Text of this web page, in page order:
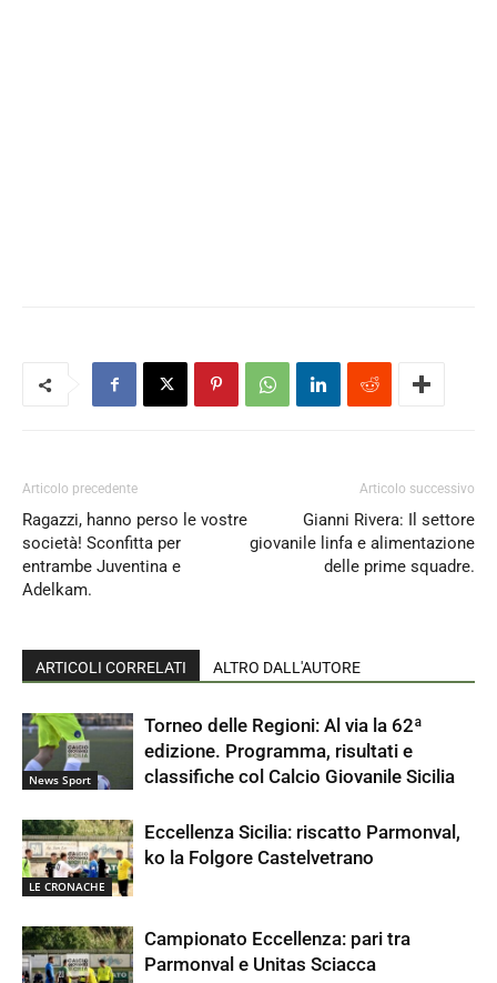
Articolo precedente
Ragazzi, hanno perso le vostre
società! Sconfitta per
entrambe Juventina e
Adelkam.
Articolo successivo
Gianni Rivera: Il settore
giovanile linfa e alimentazione
delle prime squadre.
ARTICOLI CORRELATI ALTRO DALL'AUTORE
News Sport
Torneo delle Regioni: Al via la 62ª
edizione. Programma, risultati e
classifiche col Calcio Giovanile Sicilia
LE CRONACHE
Eccellenza Sicilia: riscatto Parmonval,
ko la Folgore Castelvetrano
Campionato Eccellenza: pari tra
Parmonval e Unitas Sciacca